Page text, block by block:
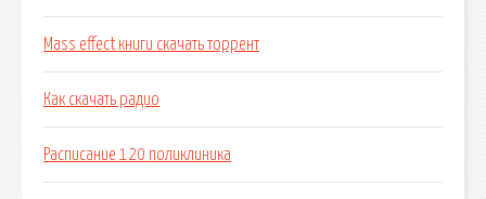
Mass effect книги скачать торрент
Как скачать радио
Расписание 120 поликлиника